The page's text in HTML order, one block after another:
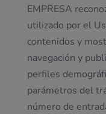
EMPRESA
utilizado por el
contenidos y
navegación y
perfiles
parámetros del
número de